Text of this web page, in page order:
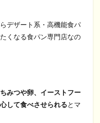
デザート系・高機能食パ
くなる食パン専門店なの
みつや卵、イーストフー
して食べさせられるとマ